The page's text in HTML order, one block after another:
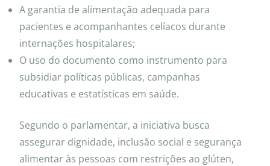
A garantia de alimentação adequada para
pacientes e acompanhantes celíacos durante
internações hospitalares;
O uso do documento como instrumento para
subsidiar políticas públicas, campanhas
educativas e estatísticas em saúde.
Segundo o parlamentar, a iniciativa busca
assegurar dignidade, inclusão social e segurança
alimentar às pessoas com restrições ao glúten,